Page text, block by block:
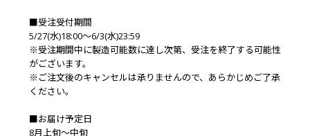
■受注受付期間
5/27(水)18:00～6/3(水)23:59
※受注期間中に製造可能数に達し次第、受注を終了する可能性
がございます。
※ご注文後のキャンセルは承りませんので、あらかじめご了承
ください。
■お届け予定日
8月上旬～中旬